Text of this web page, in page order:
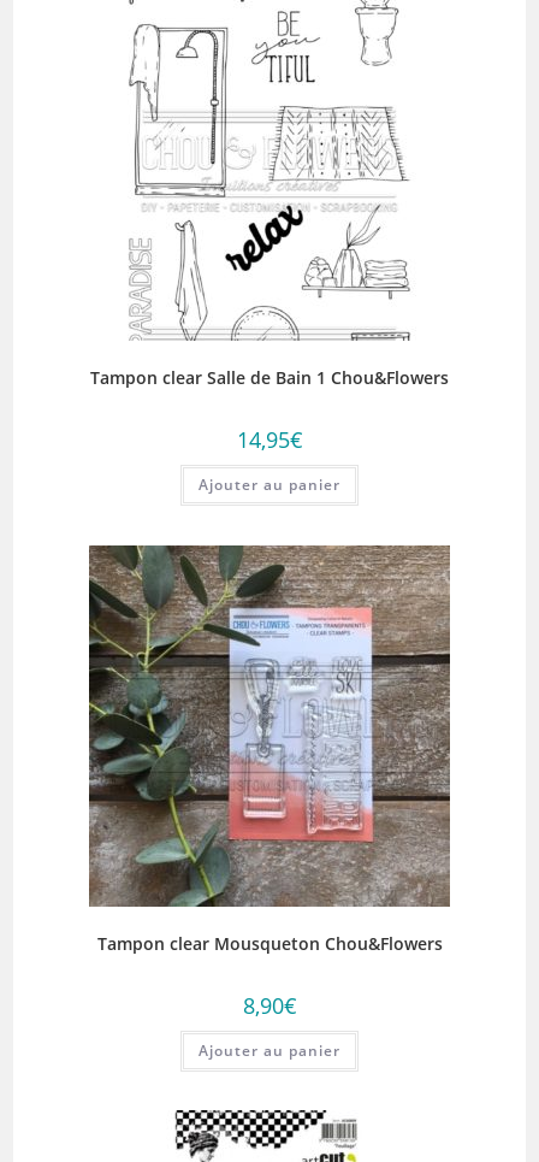
Tampon clear Salle de Bain 1 Chou&Flowers
14,95€
Ajouter au panier
Tampon clear Mousqueton Chou&Flowers
8,90€
Ajouter au panier